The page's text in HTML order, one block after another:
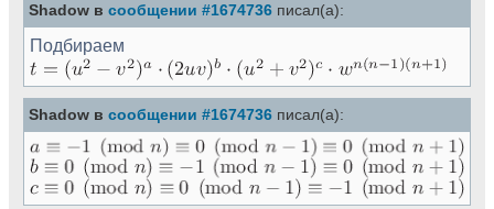
Shadow в сообщении #1674736 писал(а):
Подбираем
Shadow в сообщении #1674736 писал(а):